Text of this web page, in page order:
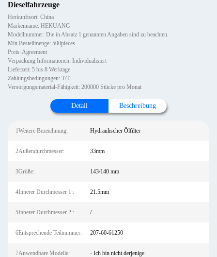
Dieselfahrzeuge
Herkunftsort: China
Markenname: HEKUANG
Modellnummer: Die in Absatz 1 genannten Angaben sind zu beachten.
Min Bestellmenge: 500pieces
Preis: Agreement
Verpackung Informationen: Individualisiert
Lieferzeit: 5 bis 8 Werktage
Zahlungsbedingungen: T/T
Versorgungsmaterial-Fähigkeit: 200000 Stücke pro Monat
Detail Beschreibung
1Weitere Bezeichnung: Hydraulischer Ölfilter
2Außendurchmesser: 33mm
3Größe: 143/140 mm
4Innerer Durchmesser 1:: 21.5mm
5Innerer Durchmesser 2:: /
6Entsprechende Teilnummer: 207-60-61250
7Anwendbare Modelle: - Ich bin nicht derjenige.